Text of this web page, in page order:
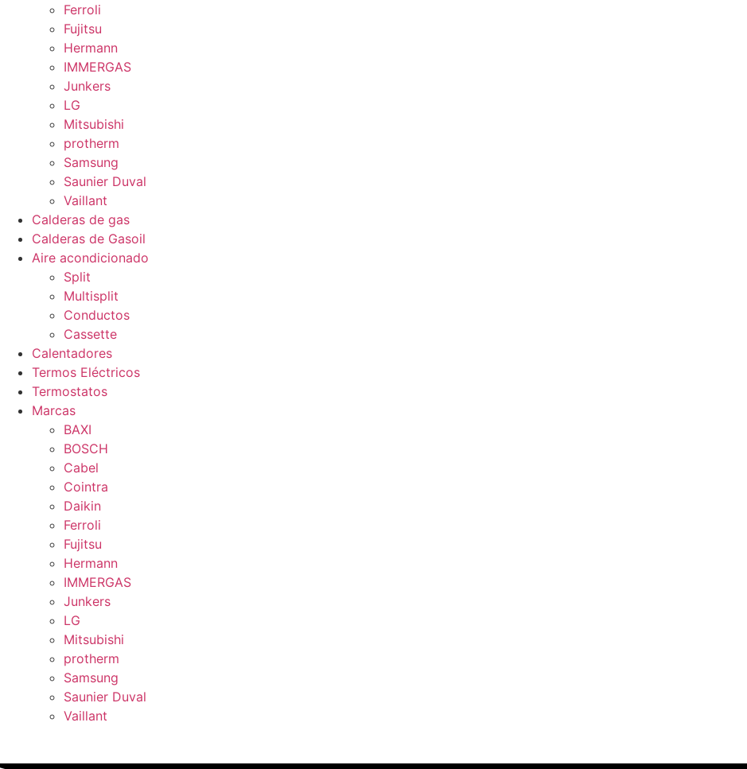
Ferroli
Fujitsu
Hermann
IMMERGAS
Junkers
LG
Mitsubishi
protherm
Samsung
Saunier Duval
Vaillant
Calderas de gas
Calderas de Gasoil
Aire acondicionado
Split
Multisplit
Conductos
Cassette
Calentadores
Termos Eléctricos
Termostatos
Marcas
BAXI
BOSCH
Cabel
Cointra
Daikin
Ferroli
Fujitsu
Hermann
IMMERGAS
Junkers
LG
Mitsubishi
protherm
Samsung
Saunier Duval
Vaillant